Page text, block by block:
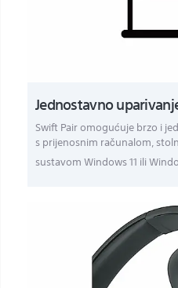
Jednostavno
Swift Pair omogućuje brzo i
s prijenosnim računalom,
sustavom Windows 11 ili